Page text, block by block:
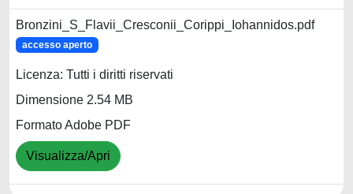
Bronzini_S_Flavii_Cresconii_Corippi_Iohannidos.pdf
accesso aperto
Licenza: Tutti i diritti riservati
Dimensione 2.54 MB
Formato Adobe PDF
Visualizza/Apri